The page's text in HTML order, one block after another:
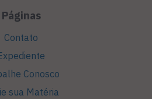
Páginas
Contato
Conosco
sua Matéria